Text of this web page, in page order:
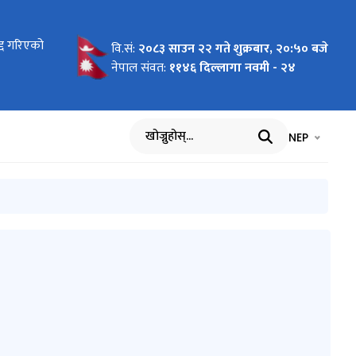
18
गरिएको
गर्ने
वि.सं: २०८३ साउन २२ गते शुक्रबार, २०:५० बजे
नेपाल संवत: ११४६ दिल्लागा नवमी - २४
खोज्नुहोस् भाषा चयन
NEP